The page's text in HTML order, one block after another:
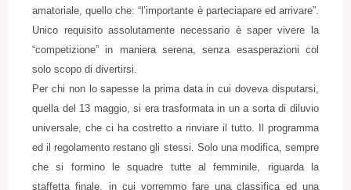
amatoriale, quello che: “l’importante è parteciapare ed arrivare”.
Unico requisito assolutamente necessario è saper vivere la
“competizione” in maniera serena, senza esasperazioni col
solo scopo di divertirsi.
Per chi non lo sapesse la prima data in cui doveva disputarsi,
quella del 13 maggio, si era trasformata in un a sorta di diluvio
universale, che ci ha costretto a rinviare il tutto. Il programma
ed il regolamento restano gli stessi. Solo una modifica, sempre
che si formino le squadre tutte al femminile, riguarda la
staffetta finale, in cui vorremmo fare una classifica ed una